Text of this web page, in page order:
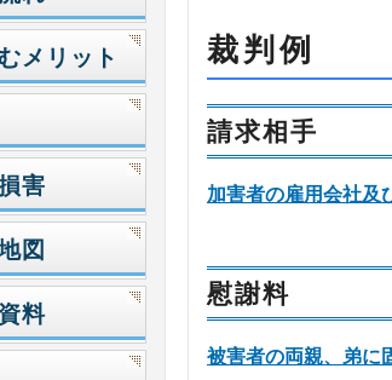
裁判例
請求相手
加害者の雇用会社及
慰謝料
被害者の両親、弟に
メリット
害
図
料